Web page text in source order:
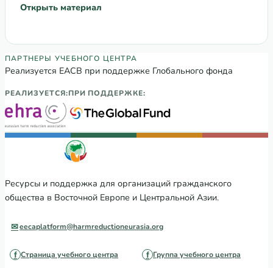
Открыть материал
Партнеры Регионального учебного
ПАРТНЕРЫ УЧЕБНОГО ЦЕНТРА
Реализуется ЕАСВ при поддержке Глобального фонда
РЕАЛИЗУЕТСЯ:ПРИ ПОДДЕРЖКЕ:
Ресурсы и поддержка для организаций гражданского
общества в Восточной Европе и Центральной Азии.
eecaplatform@harmreductioneurasia.org
Страница учебного центра Группа учебного центра